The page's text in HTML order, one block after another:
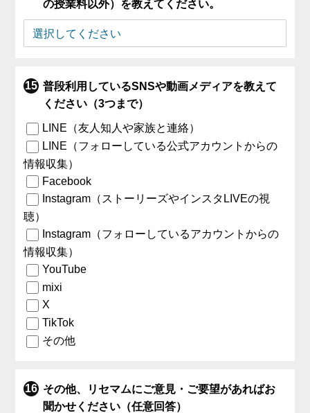
の授業料以外）を教えてください。
普段利用しているSNSや動画メディアを教えて
ください（3つまで）
LINE（友人知人や家族と連絡）
LINE（フォローしている公式アカウントからの
情報収集）
Facebook
Instagram（ストーリーズやインスタLIVEの視
聴）
Instagram（フォローしているアカウントからの
情報収集）
YouTube
mixi
X
TikTok
その他
その他、リセマムにご意見・ご要望があればお
聞かせください（任意回答）